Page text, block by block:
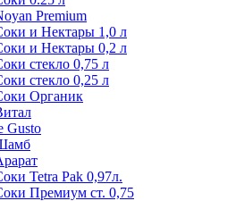
Premium
и Нектары 1,0 л
и Нектары 0,2 л
стекло 0,75 л
стекло 0,25 л
Органик
Gusto
Tetra Pak 0,97л.
Премиум ст. 0,75